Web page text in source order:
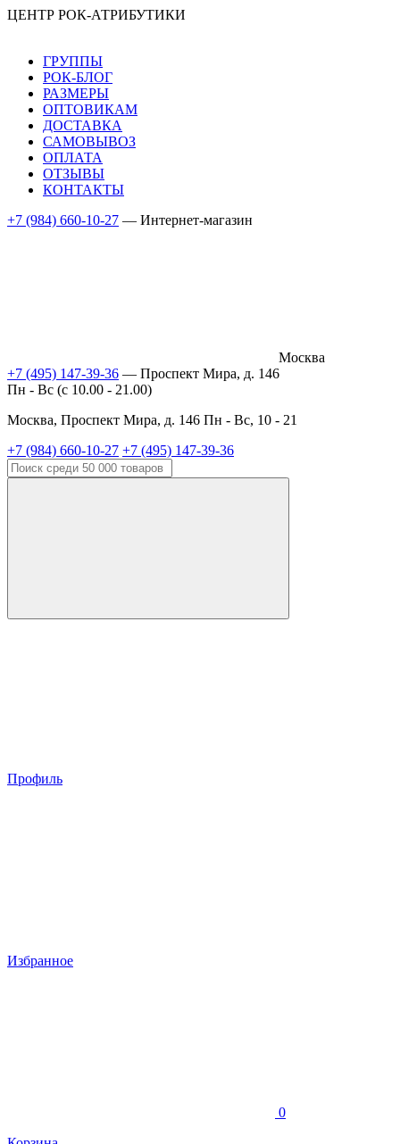
ЦЕНТР РОК-АТРИБУТИКИ
ГРУППЫ
РОК-БЛОГ
РАЗМЕРЫ
ОПТОВИКАМ
ДОСТАВКА
САМОВЫВОЗ
ОПЛАТА
ОТЗЫВЫ
КОНТАКТЫ
+7 (984) 660-10-27 — Интернет-магазин
Москва
+7 (495) 147-39-36 — Проспект Мира, д. 146
Пн - Вс (c 10.00 - 21.00)
Москва, Проспект Мира, д. 146 Пн - Вс, 10 - 21
+7 (984) 660-10-27 +7 (495) 147-39-36
Профиль
Избранное
0